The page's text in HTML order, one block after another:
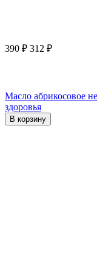
390 ₽ 312 ₽
Масло абрикосовое
здоровья
В корзину